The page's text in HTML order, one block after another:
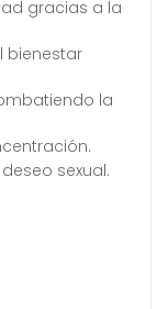
gracias a la
bienestar
la
sexual.